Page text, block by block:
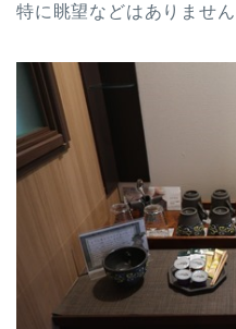
特に眺望などはありませ